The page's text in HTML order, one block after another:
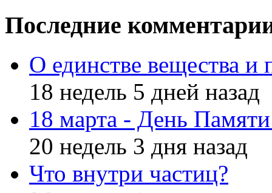
Последние
О единстве вещества и
18 недель 5 дней назад
18 марта - День
20 недель 3 дня назад
Что внутри частиц?